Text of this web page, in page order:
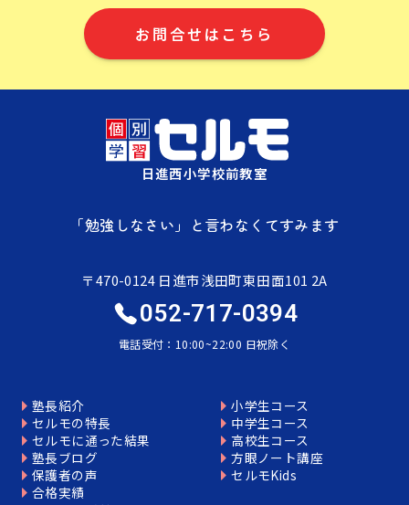
お問合せはこちら
日進西小学校前教室
「勉強しなさい」と言わなくてすみます
〒470-0124 日進市浅田町東田面101 2A
052-717-0394
電話受付：10:00~22:00 日祝除く
塾長紹介
セルモの特長
セルモに通った結果
塾長ブログ
保護者の声
合格実績
小学生コース
中学生コース
高校生コース
方眼ノート講座
セルモKids